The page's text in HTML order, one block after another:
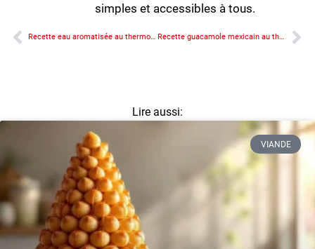
simples et accessibles à tous.
Recette eau aromatisée au thermomix Recette guacamole mexicain au thermomix
Lire aussi:
VIANDE